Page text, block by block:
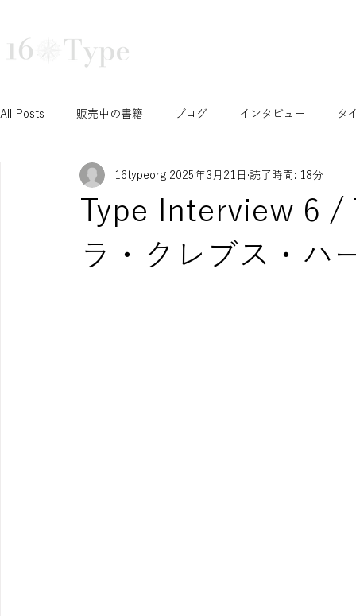
All Posts 販売中の書籍 ブログ インタビュー タ
N/S セッション T/F セッション J/P セッション
Ni セッション お知らせ イベント
Type Interview 6 /
ラ・クレブス・ハ
16typeorg 2025年3月21日 読了時間: 18分